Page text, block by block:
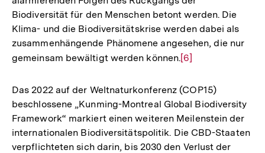
Biodiversität für den Menschen betont werden. Die
Klima- und die Biodiversitätskrise werden dabei als
zusammenhängende Phänomene angesehen, die nur
gemeinsam bewältigt werden können.Zur
der
Fußnote
[6]
Das 2022 auf der Weltnaturkonferenz (COP15)
beschlossene „Kunming-Montreal Global Biodiversity
Framework“ markiert einen weiteren Meilenstein der
internationalen Biodiversitätspolitik. Die CBD-Staaten
verpflichteten sich darin, bis 2030 den Verlust der